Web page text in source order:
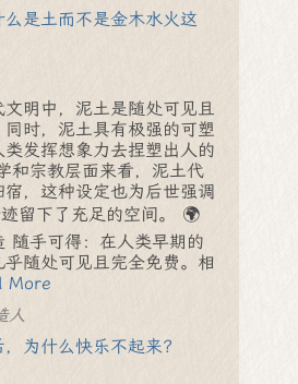
是土而不是金木水火这
明中，泥土是随处可见且
时，泥土具有极强的可塑
发挥想象力去捏塑出人的
和宗教层面来看，泥土代
，这种设定也为后世强调
留下了充足的空间。 🌍
随手可得：在人类早期的
随处可见且完全免费。相
More
人
为什么快乐不起来？